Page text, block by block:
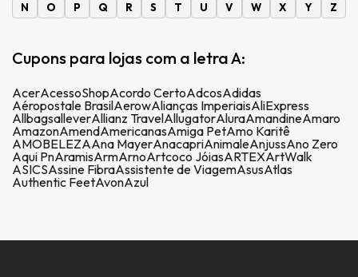
N
O P Q R S T U V W X Y Z
Cupons para lojas com a letra A:
AcerAcessoShopAcordo CertoAdcosAdidas
Aéropostale BrasilAerowAlianças ImperiaisAliExpress
AllbagsalleverAllianz TravelAllugatorAluraAmandineAmaro
AmazonAmendAmericanasAmiga PetAmo Karitê
AMOBELEZAAna MayerAnacapriAnimaleAnjussAno Zero
Aqui PnAramisArmArnoArtcoco JóiasARTEXArtWalk
ASICSAssine FibraAssistente de ViagemAsusAtlas
Authentic FeetAvonAzul